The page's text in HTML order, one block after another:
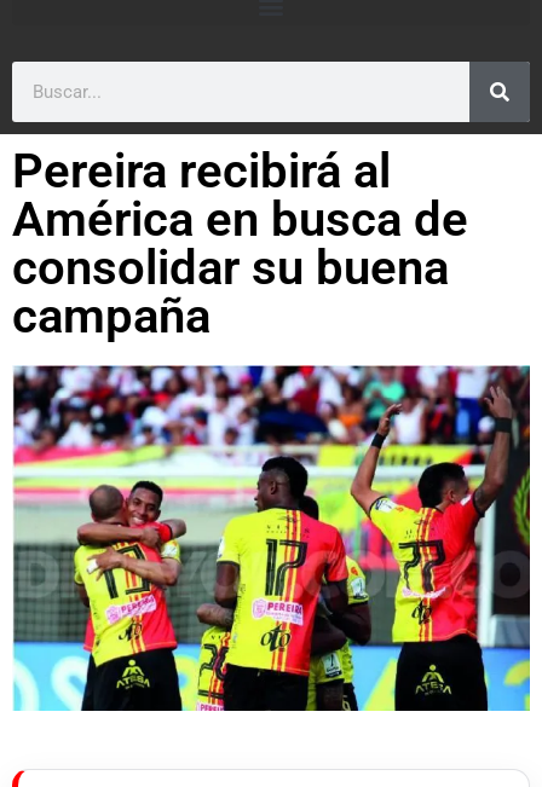
Pereira recibirá al
América en busca de
consolidar su buena
campaña